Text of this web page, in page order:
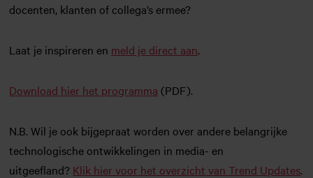
docenten, klanten of collega’s ermee?
Laat je inspireren en meld je direct aan.
Download hier het programma (PDF).
N.B. Wil je ook bijgepraat worden over andere belangrijke
technologische ontwikkelingen in media- en
uitgeefland? Klik hier voor het overzicht van Trend Updates.